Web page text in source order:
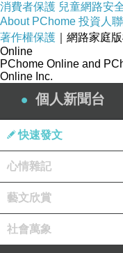
組合內容：
消費者保護 兒童網路安
About PChome 投資人
著作權保護 ｜網路家庭
Online
PChome Online and
Online Inc.
個人新聞台
快速發文
心情雜記
藝文欣賞
社會萬象